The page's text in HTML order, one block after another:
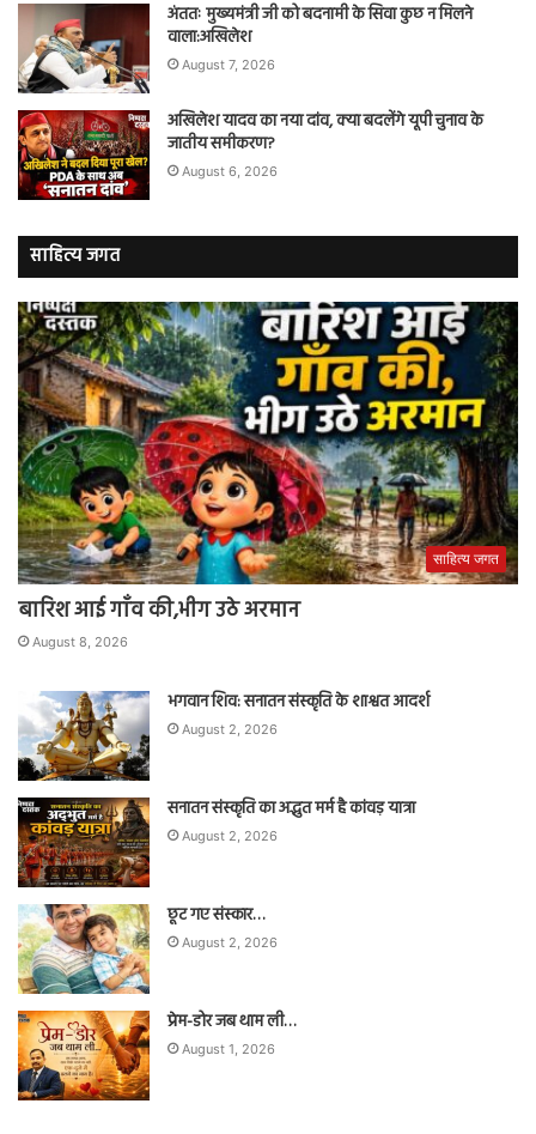
अंततः मुख्यमंत्री जी को बदनामी के सिवा कुछ न मिलने
वाला:अखिलेश
August 7, 2026
अखिलेश यादव का नया दांव, क्या बदलेंगे यूपी चुनाव के
जातीय समीकरण?
August 6, 2026
साहित्य जगत
साहित्य जगत
बारिश आई गाँव की,भीग उठे अरमान
August 8, 2026
भगवान शिव: सनातन संस्कृति के शाश्वत आदर्श
August 2, 2026
सनातन संस्कृति का अद्भुत मर्म है कांवड़ यात्रा
August 2, 2026
छूट गए संस्कार…
August 2, 2026
प्रेम-डोर जब थाम ली…
August 1, 2026